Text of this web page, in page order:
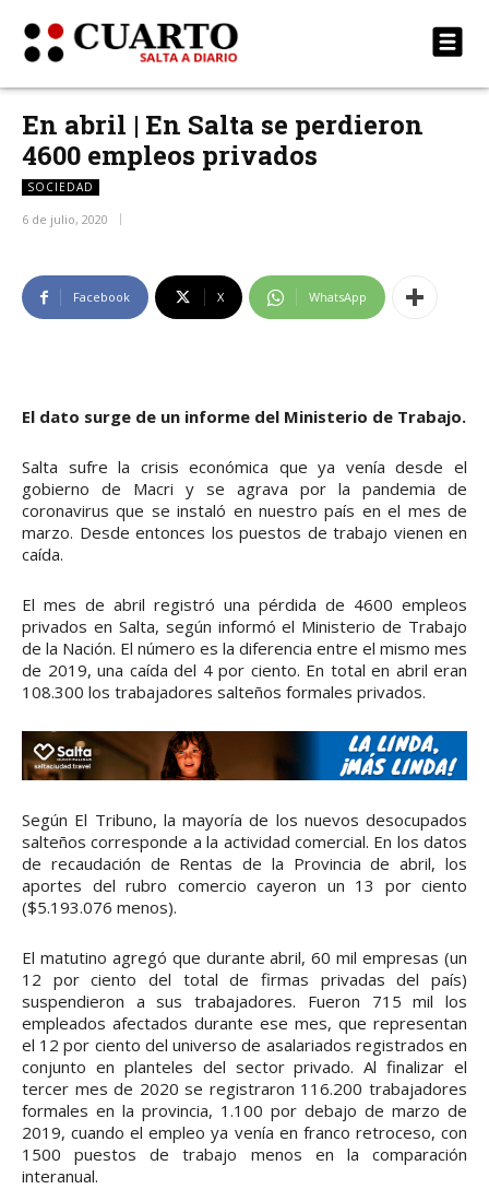
En abril | En Salta se perdieron
4600 empleos privados
SOCIEDAD
6 de julio, 2020
Facebook X WhatsApp
El dato surge de un informe del Ministerio de Trabajo.
Salta sufre la crisis económica que ya venía desde el
gobierno de Macri y se agrava por la pandemia de
coronavirus que se instaló en nuestro país en el mes de
marzo. Desde entonces los puestos de trabajo vienen en
caída.
El mes de abril registró una pérdida de 4600 empleos
privados en Salta, según informó el Ministerio de Trabajo
de la Nación. El número es la diferencia entre el mismo mes
de 2019, una caída del 4 por ciento. En total en abril eran
108.300 los trabajadores salteños formales privados.
Según El Tribuno, la mayoría de los nuevos desocupados
salteños corresponde a la actividad comercial. En los datos
de recaudación de Rentas de la Provincia de abril, los
aportes del rubro comercio cayeron un 13 por ciento
($5.193.076 menos).
El matutino agregó que durante abril, 60 mil empresas (un
12 por ciento del total de firmas privadas del país)
suspendieron a sus trabajadores. Fueron 715 mil los
empleados afectados durante ese mes, que representan
el 12 por ciento del universo de asalariados registrados en
conjunto en planteles del sector privado. Al finalizar el
tercer mes de 2020 se registraron 116.200 trabajadores
formales en la provincia, 1.100 por debajo de marzo de
2019, cuando el empleo ya venía en franco retroceso, con
1500 puestos de trabajo menos en la comparación
interanual.